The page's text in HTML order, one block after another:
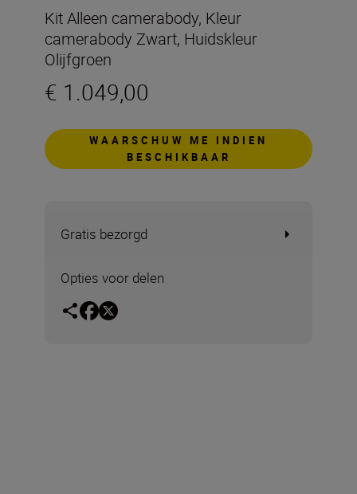
Kit Alleen camerabody, Kleur
camerabody Zwart, Huidskleur
Olijfgroen
€ 1.049,00
WAARSCHUW ME INDIEN
BESCHIKBAAR
Gratis bezorgd
Opties voor delen